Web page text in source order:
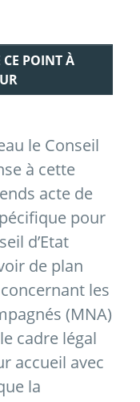
POINT À
le Conseil
à cette
acte de
pour
d’Etat
de plan
les
(MNA)
cadre légal
accueil avec
la